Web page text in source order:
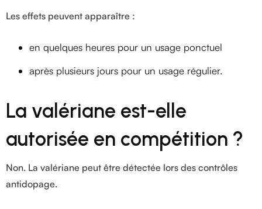
Les effets peuvent apparaître :
en quelques heures pour un usage ponctuel
après plusieurs jours pour un usage régulier.
La valériane est-elle
autorisée en compétition ?
Non. La valériane peut être détectée lors des contrôles
antidopage.